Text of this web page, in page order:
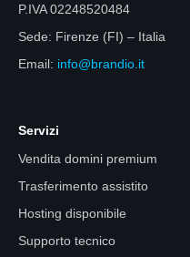
P.IVA 02248520484
Sede: Firenze (FI) – Italia
Email: info@brandio.it
Servizi
Vendita domini premium
Trasferimento assistito
Hosting disponibile
Supporto tecnico